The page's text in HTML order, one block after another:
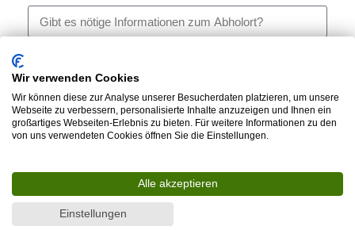
Wunschpreis
Nächster
Wir verwenden Cookies
Wir können diese zur Analyse unserer Besucherdaten platzieren, um unsere
Webseite zu verbessern, personalisierte Inhalte anzuzeigen und Ihnen ein
großartiges Webseiten-Erlebnis zu bieten. Für weitere Informationen zu den
von uns verwendeten Cookies öffnen Sie die Einstellungen.
Alle akzeptieren
Einstellungen